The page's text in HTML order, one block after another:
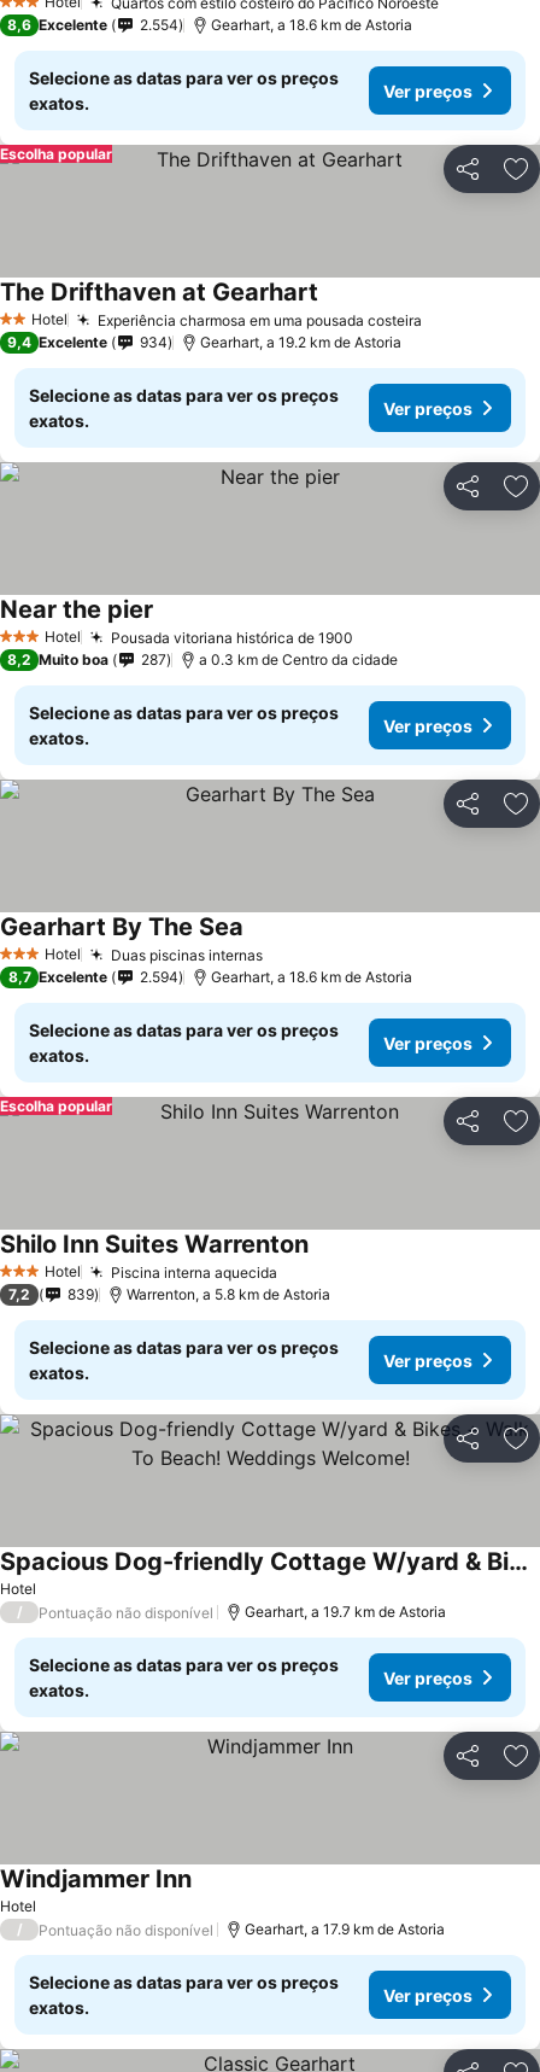
3 Estrelas
8,6 Excelente 2.554 Gearhart, a 18.6 km de Astoria
Selecione as datas para ver os preços
exatos.
Ver preços
Partilhar
Escolha popular
2 Estrelas
Hotel Experiência charmosa em uma pousada costeira
The Drifthaven at Gearhart
9,4 Excelente 934 Gearhart, a 19.2 km de Astoria
Selecione as datas para ver os preços
exatos.
Ver preços
Partilhar
3 EstrelasHotel Pousada vitoriana histórica de 1900
Near the pier
8,2 Muito boa 287 a 0.3 km de Centro da cidade
Selecione as datas para ver os preços
exatos.
Ver preços
Partilhar
3 EstrelasHotel Duas piscinas internas
Gearhart By The Sea
8,7 Excelente 2.594 Gearhart, a 18.6 km de Astoria
Selecione as datas para ver os preços
exatos.
Ver preços
Partilhar
Escolha popular
3 EstrelasHotel Piscina interna aquecida
Shilo Inn Suites Warrenton
7,2 839 Warrenton, a 5.8 km de Astoria
Selecione as datas para ver os preços
exatos.
Ver preços
Partilhar
Hotel
Spacious Dog-friendly Cottage W/yard & Bikes + Walk To Beach! Weddings Welcome!
/ Pontuação não disponível Gearhart, a 19.7 km de Astoria
Selecione as datas para ver os preços
exatos.
Ver preços
Partilhar
Hotel
Windjammer Inn
/ Pontuação não disponível Gearhart, a 17.9 km de Astoria
Selecione as datas para ver os preços
exatos.
Ver preços